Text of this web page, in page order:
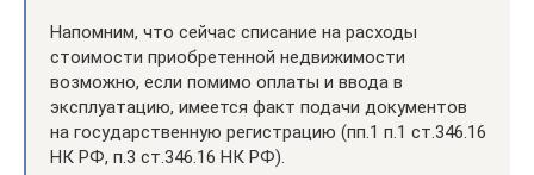
Напомним, что сейчас списание на расходы
стоимости приобретенной недвижимости
возможно, если помимо оплаты и ввода в
эксплуатацию, имеется факт подачи документов
на государственную регистрацию (пп.1 п.1 ст.346.16
НК РФ, п.3 ст.346.16 НК РФ).